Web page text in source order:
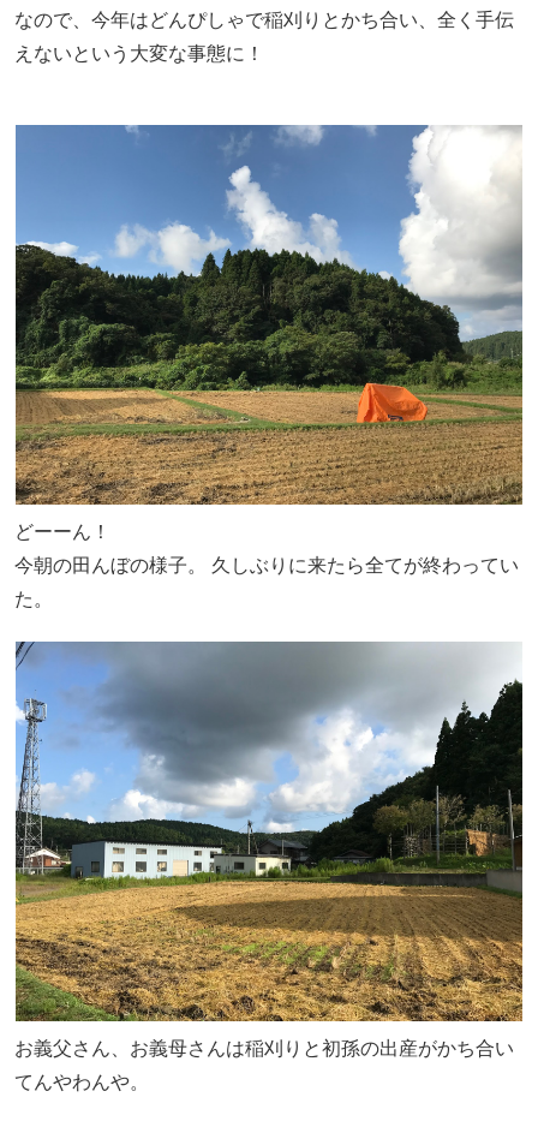
なので、今年はどんぴしゃで稲刈りとかち合い、全く手伝
えないという大変な事態に！
どーーん！
今朝の田んぼの様子。 久しぶりに来たら全てが終わってい
た。
お義父さん、お義母さんは稲刈りと初孫の出産がかち合い
てんやわんや。